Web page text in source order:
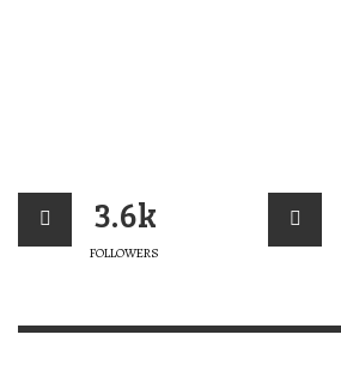
3.6k
FOLLOWERS